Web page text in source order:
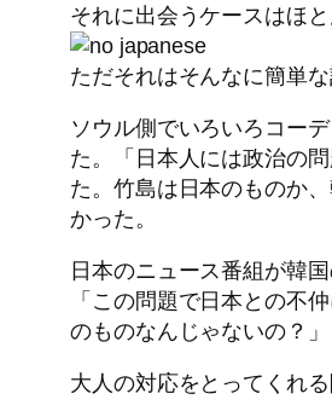
それに出会うケースはほ
ただそれはそんなに簡単
ソウル側でいろいろコー
た。「日本人には政治の
た。竹島は日本のものか
かった。
日本のニュース番組が韓
「この問題で日本との不
のものなんじゃないの？
大人の対応をとってくれ